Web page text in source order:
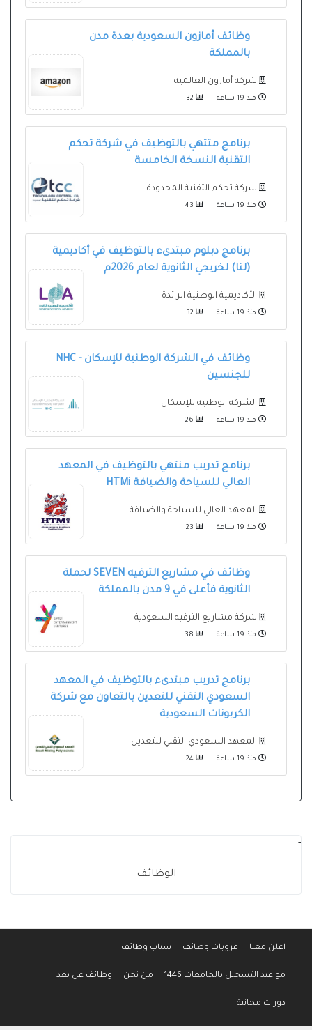
وظائف أمازون السعودية بعدة مدن
بالمملكة
شركة أمازون العالمية
منذ 19 ساعة
برنامج متتهي بالتوظيف في شركة تحكم
التقنية النسخة الخامسة
شركة تحكم التقنية المحدودة
منذ 19 ساعة
برنامج دبلوم مبتدىء بالتوظيف في أكاديمية
(لنا) لخريجي الثانوية لعام 2026م
الأكاديمية الوطنية الرائدة
منذ 19 ساعة
وظائف في الشركة الوطنية للإسكان - NHC
للجنسين
الشركة الوطنية للإسكان
منذ 19 ساعة
برنامج تدريب منتهي بالتوظيف في المعهد
العالي للسياحة والضيافة HTMi
المعهد العالي للسياحة والضيافة
منذ 19 ساعة
وظائف في مشاريع الترفيه SEVEN لحملة
الثانوية فأعلى في 9 مدن بالمملكة
شركة مشاريع الترفيه السعودية
منذ 19 ساعة
برنامج تدريب مبتدىء بالتوظيف في المعهد
السعودي التقني للتعدين بالتعاون مع شركة
الكربونات السعودية
المعهد السعودي التقني للتعدين
منذ 19 ساعة
-
الوظائف
اعلن معنا قروبات وظائف سناب وظائف
مواعيد التسجيل بالجامعات 1446 من نحن وظائف عن بعد
دورات مجانية